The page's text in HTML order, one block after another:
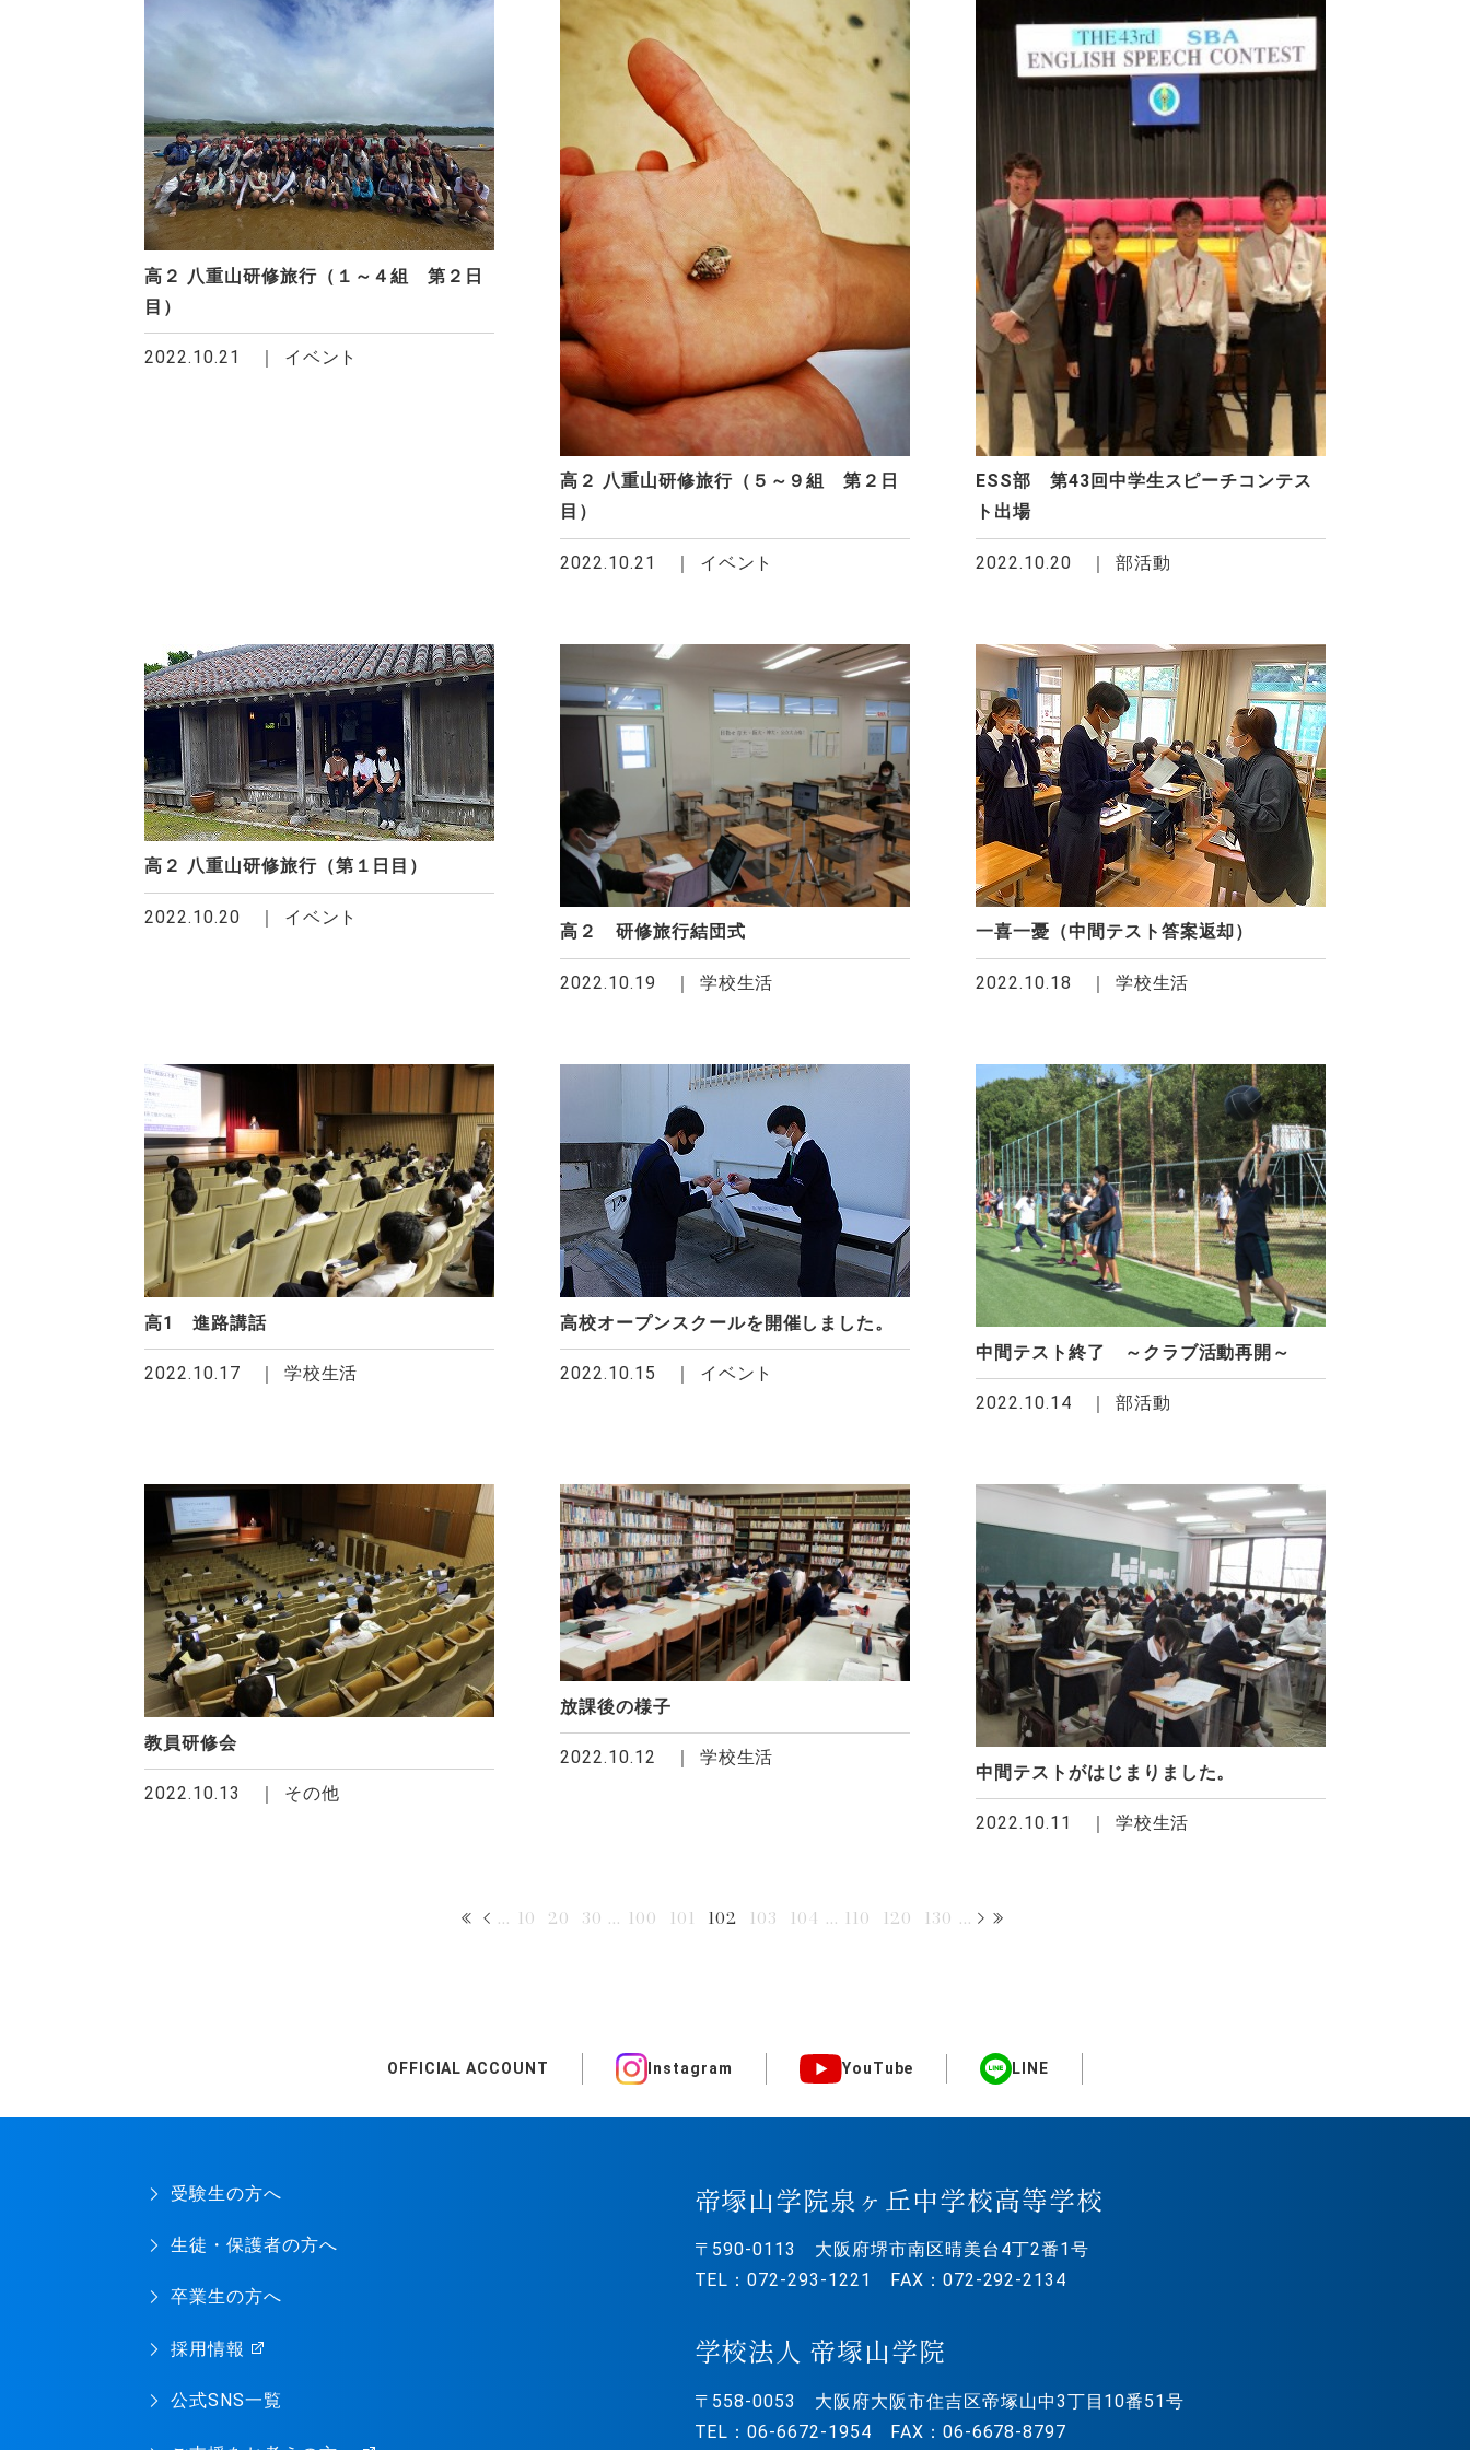
高２ 八重山研修旅行（１～４組 第２日
目）
2022.10.21 イベント
高２ 八重山研修旅行（５～９組 第２日
目）
2022.10.21 イベント
ESS部 第43回中学生スピーチコンテス
ト出場
2022.10.20 部活動
高２ 八重山研修旅行（第１日目）
2022.10.20 イベント
高２ 研修旅行結団式
2022.10.19 学校生活
一喜一憂（中間テスト答案返却）
2022.10.18 学校生活
高1 進路講話
2022.10.17 学校生活
高校オープンスクールを開催しました。
2022.10.15 イベント
中間テスト終了 ～クラブ活動再開～
2022.10.14 部活動
教員研修会
2022.10.13 その他
放課後の様子
2022.10.12 学校生活
中間テストがはじまりました。
2022.10.11 学校生活
... 10 20 30 ... 100 101 102 103 104 ... 110 120 130 ...
OFFICIAL ACCOUNT Instagram YouTube LINE
受験生の方へ
生徒・保護者の方へ
卒業生の方へ
採用情報
公式SNS一覧
帝塚山学院泉ヶ丘中学校高等学校
〒590-0113 大阪府堺市南区晴美台4丁2番1号
TEL：072-293-1221 FAX：072-292-2134
学校法人 帝塚山学院
〒558-0053 大阪府大阪市住吉区帝塚山中3丁目10番51号
TEL：06-6672-1954 FAX：06-6678-8797